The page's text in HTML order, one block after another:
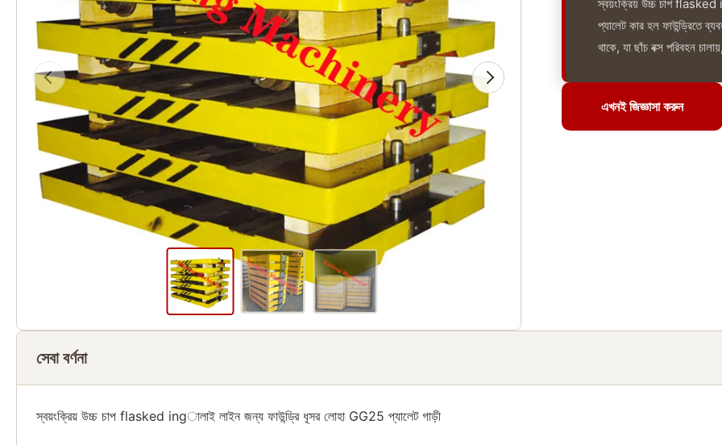
স্বয়ংক্রিয় উচ্চ চাপ flasked
প্যালেট কার হল ফাউন্ড্রিতে
থাকে, যা ছাঁচ বক্স পরিবহন
এখনই জিজ্ঞাসা করুন
এখনই জিজ্ঞাসা করুন
সেবা বর্ণনা
স্বয়ংক্রিয় উচ্চ চাপ flasked ingালাই লাইন জন্য ফাউন্ড্রি ধূসর লোহা GG25 প্যালেট গাড়ী